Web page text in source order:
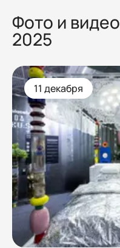
Фото и видео
2025
11 декабря